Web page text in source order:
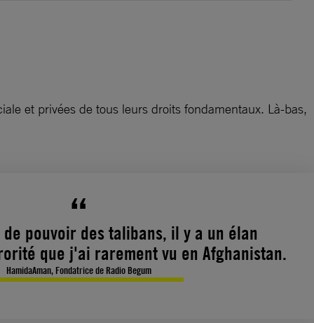
et privées de tous leurs droits fondamentaux. Là-bas,
pouvoir des talibans, il y a un élan
que j'ai rarement vu en Afghanistan.
HamidaAman, Fondatrice de Radio Begum